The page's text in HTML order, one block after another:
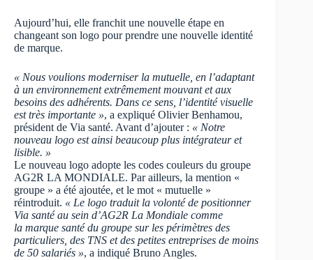
Aujourd’hui, elle franchit une nouvelle étape en
changeant son logo pour prendre une nouvelle identité
de marque.
« Nous voulions moderniser la mutuelle, en l’adaptant
à un environnement extrêmement mouvant et aux
besoins des adhérents. Dans ce sens, l’identité visuelle
est très importante », a expliqué Olivier Benhamou,
président de Via santé. Avant d’ajouter : « Notre
nouveau logo est ainsi beaucoup plus intégrateur et
lisible. »
Le nouveau logo adopte les codes couleurs du groupe
AG2R LA MONDIALE. Par ailleurs, la mention «
groupe » a été ajoutée, et le mot « mutuelle »
réintroduit. « Le logo traduit la volonté de positionner
Via santé au sein d’AG2R La Mondiale comme
la marque santé du groupe sur les périmètres des
particuliers, des TNS et des petites entreprises de moins
de 50 salariés », a indiqué Bruno Angles.